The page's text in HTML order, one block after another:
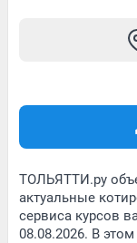
ТОЛЬЯТТИ.ру
актуальные
сервиса курсов
08.08.2026. В